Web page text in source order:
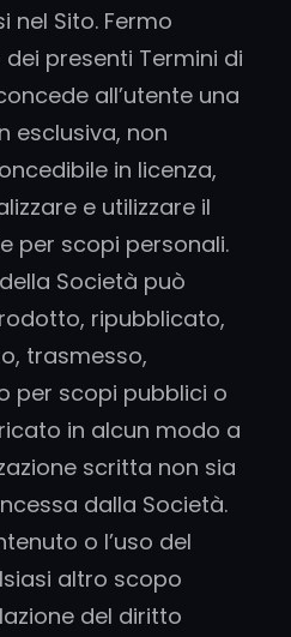
nel Sito. Fermo
presenti Termini di
all’utente una
esclusiva, non
in licenza,
e utilizzare il
per scopi personali.
Società può
ripubblicato,
trasmesso,
per scopi pubblici o
in alcun modo a
scritta non sia
dalla Società.
o l’uso del
altro scopo
del diritto